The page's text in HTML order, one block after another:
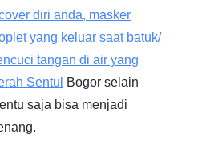
diri anda, masker
yang keluar saat batuk/
tangan di air yang
Sentul
Bogor selain
saja bisa menjadi